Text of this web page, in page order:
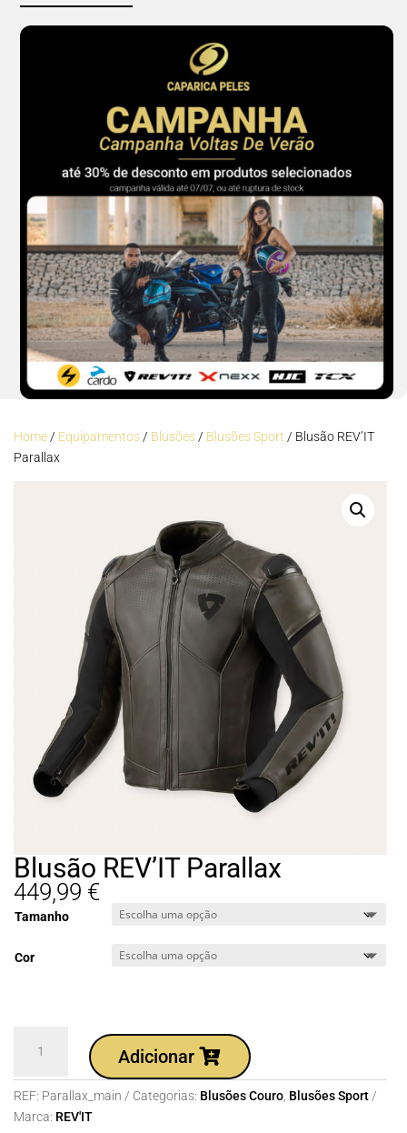
Home/ Equipamentos/ Blusões/ Blusões Sport / Blusão REV’IT
Parallax
Blusão REV’IT Parallax
449,99 €
Tamanho
Cor
Blusão
REV'IT
Parallax
Adicionar
REF: Parallax_main Categorias: Blusões Couro, Blusões Sport
Marca: REV'IT